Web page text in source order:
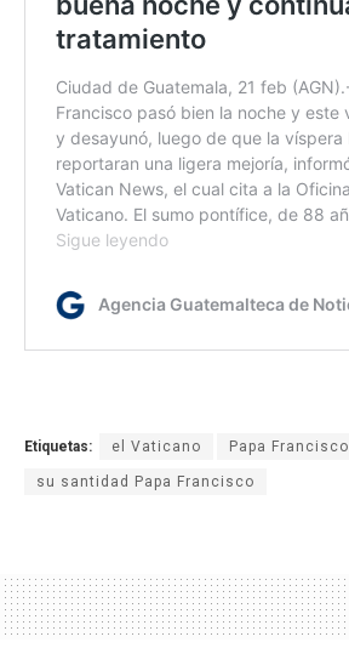
Etiquetas: el Vaticano Papa Francisco
su santidad Papa Francisco